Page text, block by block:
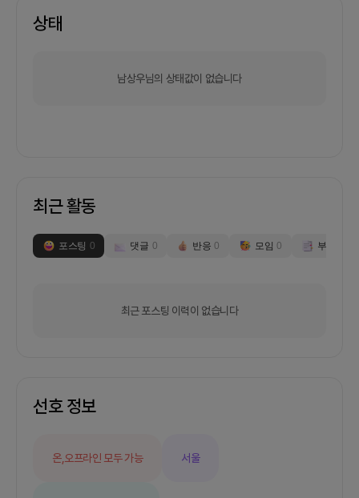
상태
남상우님의 상태값이 없습니다
최근 활동
포스팅 0 댓글 0 반응 0 모임 0 부스
최근 포스팅 이력이 없습니다
선호 정보
온,오프라인 모두 가능 서울